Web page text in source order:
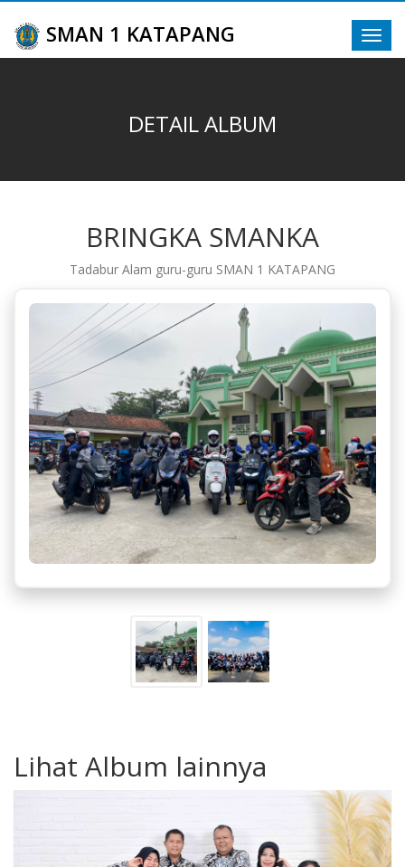
SMAN 1 KATAPANG
DETAIL ALBUM
BRINGKA SMANKA
Tadabur Alam guru-guru SMAN 1 KATAPANG
Lihat Album lainnya